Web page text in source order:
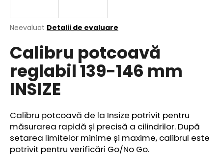
Evaluarea
a
produsului
0,0
din
5
Neevaluat Detalii de evaluare
Calibru potcoavă
reglabil 139-146 mm
INSIZE
Calibru potcoavă de la Insize potrivit pentru
măsurarea rapidă și precisă a cilindrilor. După
setarea limitelor minime și maxime, calibrul este
potrivit pentru verificări Go/No Go.
ă
e
c
o
a
n
d
ă